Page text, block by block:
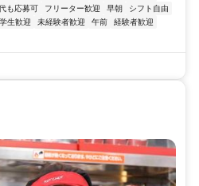
も応募可 フリーター歓迎 早朝
シフト自由
学生歓迎 未経験者歓迎 午前
経験者歓迎